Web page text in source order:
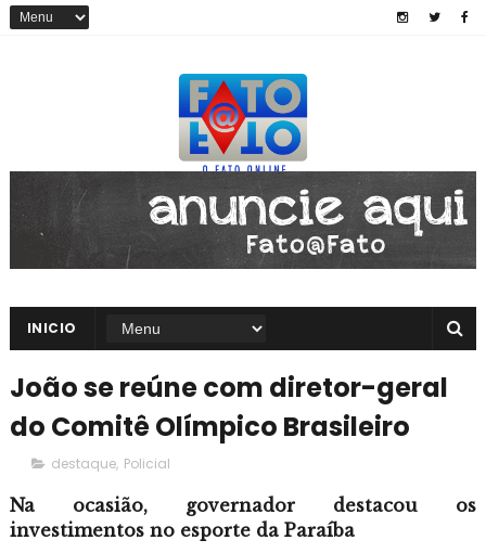
INICIO
João se reúne com diretor-geral
do Comitê Olímpico Brasileiro
destaque, Policial
Na ocasião, governador destacou os
investimentos no esporte da Paraíba